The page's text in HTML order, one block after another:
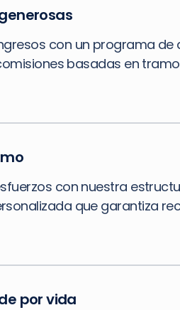
con un programa de
basadas en
con nuestra
que garantiza
por vida